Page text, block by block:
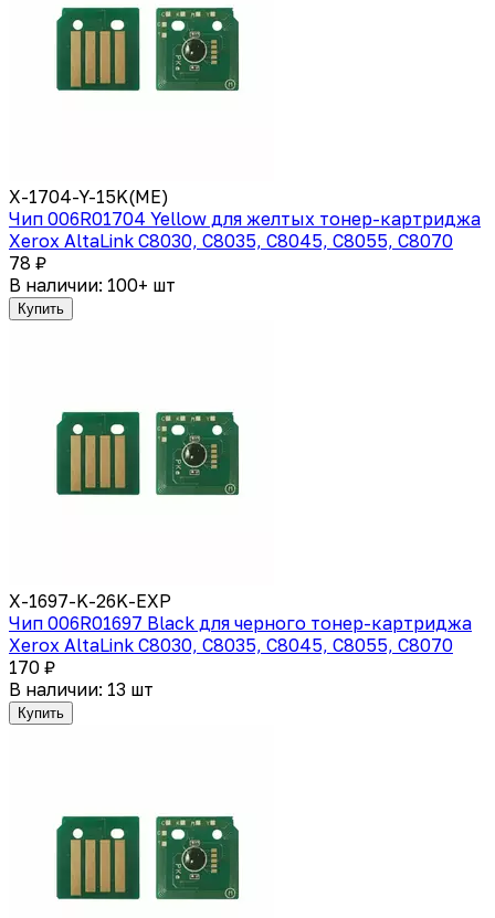
X-1704-Y-15K(ME)
Чип 006R01704 Yellow для желтых тонер-картриджа
Xerox AltaLink C8030, C8035, C8045, C8055, C8070
78 ₽
В наличии: 100+ шт
Купить
X-1697-K-26K-EXP
Чип 006R01697 Black для черного тонер-картриджа
Xerox AltaLink C8030, C8035, C8045, C8055, C8070
170 ₽
В наличии: 13 шт
Купить